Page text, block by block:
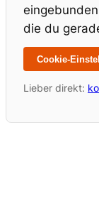
die du
Cookie-
Lieber direkt: